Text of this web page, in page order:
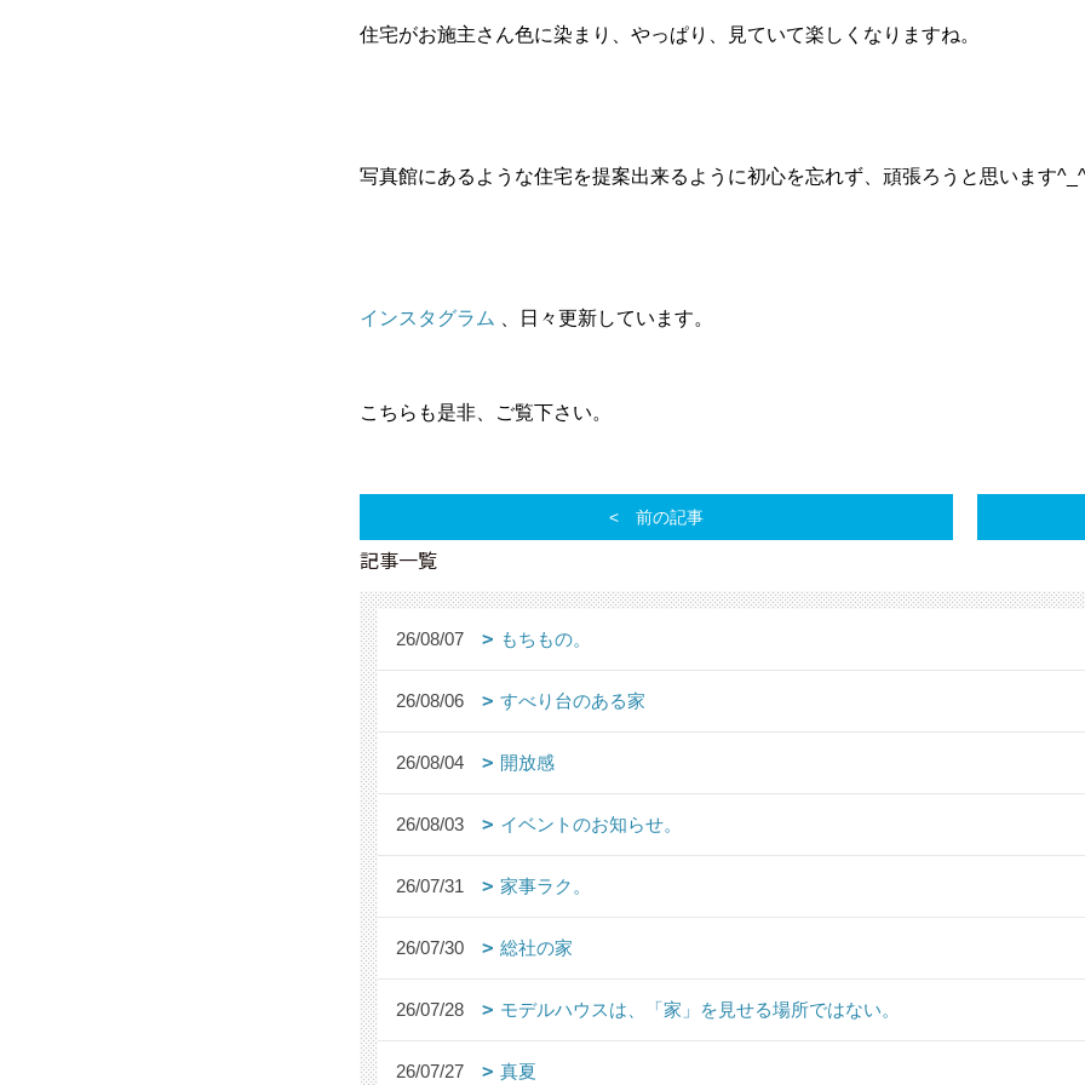
住宅がお施主さん色に染まり、やっぱり、見ていて楽しくなりますね。
写真館にあるような住宅を提案出来るように初心を忘れず、頑張ろうと思います
インスタグラム 、日々更新しています。
こちらも是非、ご覧下さい。
前の記事
記事一覧
26/08/07 もちもの。
26/08/06 すべり台のある家
26/08/04 開放感
26/08/03 イベントのお知らせ。
26/07/31 家事ラク。
26/07/30 総社の家
26/07/28 モデルハウスは、「家」を見せる場所ではない。
26/07/27 真夏